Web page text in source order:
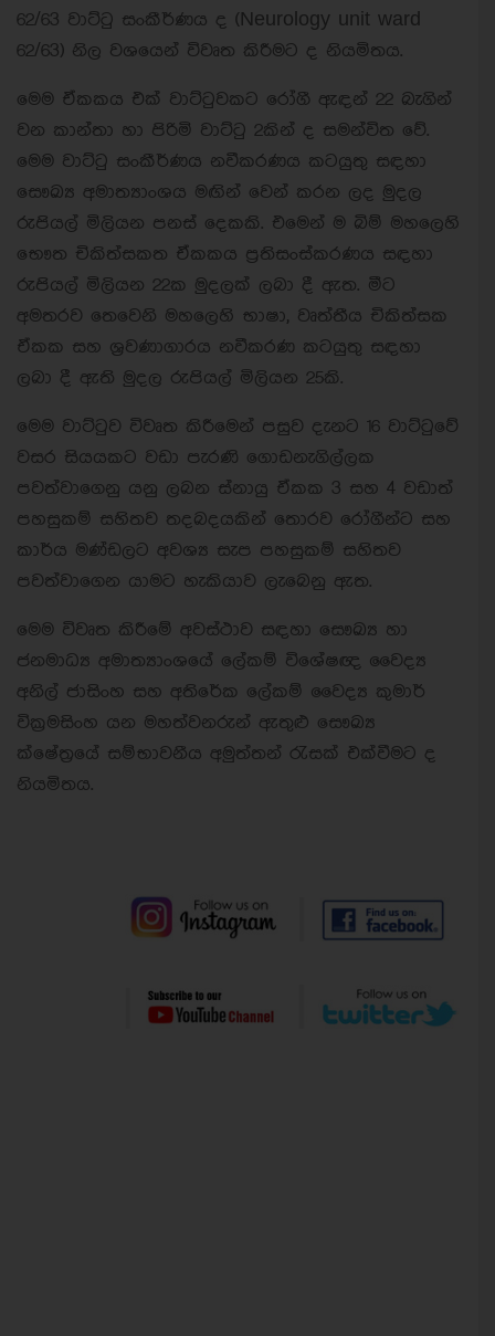
62/63 වාට්ටු සංකීර්ණය ද (Neurology unit ward
62/63) නිල වශයෙන් විවෘත කිරීමට ද නියමිතය.‍
මෙම ඒකකය එක් වාට්ටුවකට රෝගී ඇඳන් 22 බැගින්
වන කාන්තා හා පිරිමි වාට්ටු 2කින් ද සමන්විත වේ.
මෙම වාට්ටු සංකීර්ණය නවීකරණය කටයුතු සඳහා
සෞඛ්‍ය අමාත්‍යාංශය මඟින් වෙන් කරන ලද මුදල
රුපියල් මිලියන පනස් දෙකකි. එමෙන් ම බිම් මහලෙහි
භෞත චිකිත්සකත ඒකකය ප්‍රතිසංස්කරණය සඳහා
රුපියල් මිලියන 22ක මුදලක් ලබා දී ඇත. මීට
අමතරව තෙවෙනි මහලෙහි භාෂා, වෘත්තීය චිකිත්සක
ඒකක සහ ශ්‍රවණාගාරය නවීකරණ කටයුතු සඳහා
ලබා දී ඇති මුදල රුපියල් මිලියන 25කි.
මෙම වාට්ටුව විවෘත කිරීමෙන් පසුව දැනට 16 වාට්ටුවේ
වසර සියයකට වඩා පැරණි ගොඩනැගිල්ලක
පවත්වාගෙනු යනු ලබන ස්නායු ඒකක 3 සහ 4 වඩාත්
පහසුකම් සහිතව තදබදයකින් තොරව රෝගීන්ට සහ
කාර්ය මණ්ඩලට අවශ්‍ය සැප පහසුකම් සහිතව
පවත්වාගෙන යාමට හැකියාව ලැබෙනු ඇත.
මෙම විවෘත කිරී‌මේ අවස්ථාව සඳහා සෞඛ්‍ය හා
ජනමාධ්‍ය අමාත්‍යාංශයේ ලේකම් විශේෂඥ වෛද්‍ය
අනිල් ජාසිංහ සහ අතිරේක ලේකම් වෛද්‍ය කුමාර්
වික්‍රමසිංහ යන මහත්වනරුන් ඇතුළු සෞඛ්‍ය
ක්ෂේත්‍රයේ සම්භාවනීය අමුත්තන් රැසක් එක්වීමට ද
නියමිතය.